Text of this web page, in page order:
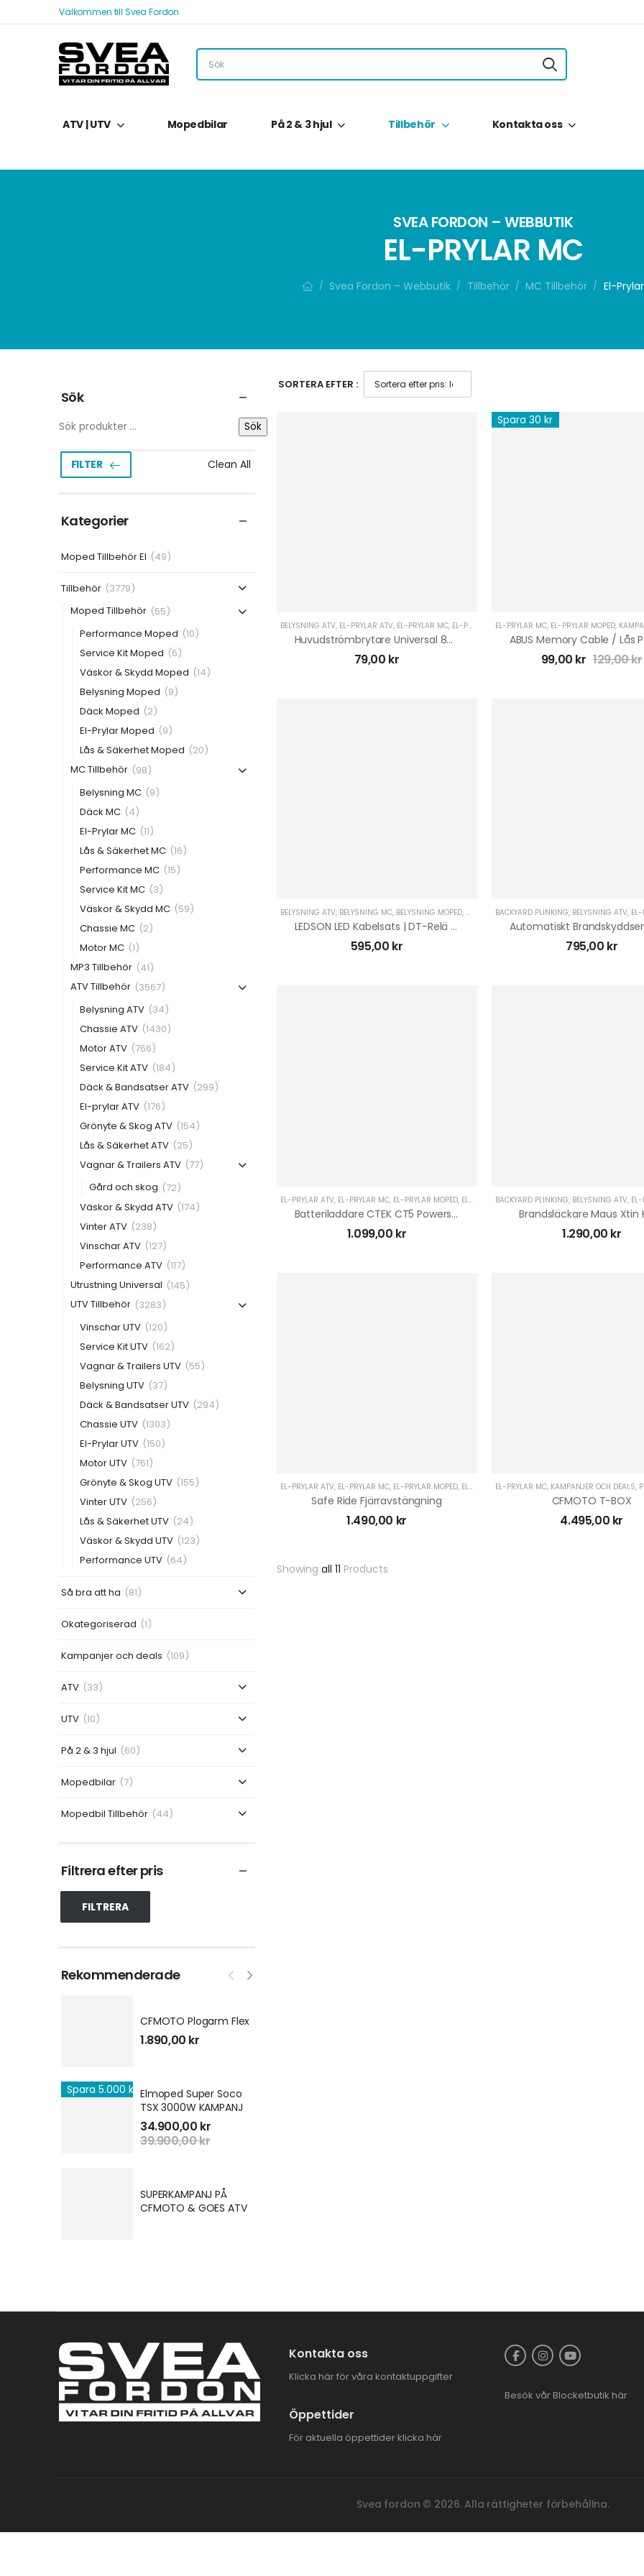
Välkommen till Svea Fordon
ATV | UTV Mopedbilar På 2 & 3 hjul Tillbehör Kontakta oss
SVEA FORDON – WEBBUTIK
EL-PRYLAR MC
/ Svea Fordon – Webbutik / Tillbehör / MC Tillbehör / El-
Sök
Sök
FILTER Clean All
Kategorier
Moped Tillbehör El (49)
Tillbehör (3779)
Moped Tillbehör (55)
Performance Moped (10)
Service Kit Moped (6)
Väskor & Skydd Moped (14)
Belysning Moped (9)
Däck Moped (2)
El-Prylar Moped (9)
Lås & Säkerhet Moped (20)
MC Tillbehör (98)
Belysning MC (9)
Däck MC (4)
El-Prylar MC (11)
Lås & Säkerhet MC (16)
Performance MC (15)
Service Kit MC (3)
Väskor & Skydd MC (59)
Chassie MC (2)
Motor MC (1)
MP3 Tillbehör (41)
ATV Tillbehör (3567)
Belysning ATV (34)
Chassie ATV (1430)
Motor ATV (766)
Service Kit ATV (184)
Däck & Bandsatser ATV (299)
El-prylar ATV (176)
Grönyte & Skog ATV (154)
Lås & Säkerhet ATV (25)
Vagnar & Trailers ATV (77)
Gård och skog (72)
Väskor & Skydd ATV (174)
Vinter ATV (238)
Vinschar ATV (127)
Performance ATV (117)
Utrustning Universal (145)
UTV Tillbehör (3283)
Vinschar UTV (120)
Service Kit UTV (162)
Vagnar & Trailers UTV (55)
Belysning UTV (37)
Däck & Bandsatser UTV (294)
Chassie UTV (1303)
El-Prylar UTV (150)
Motor UTV (761)
Grönyte & Skog UTV (155)
Vinter UTV (256)
Lås & Säkerhet UTV (24)
Väskor & Skydd UTV (123)
Performance UTV (64)
Så bra att ha (81)
Okategoriserad (1)
Kampanjer och deals (109)
ATV (33)
UTV (10)
På 2 & 3 hjul (60)
Mopedbilar (7)
Mopedbil Tillbehör (44)
Filtrera efter pris
FILTRERA
Rekommenderade
CFMOTO Plogarm Flex
1.890,00 kr
Spara 5.000 kr Elmoped Super Soco
TSX 3000W KAMPANJ
34.900,00 kr
39.900,00kr
SUPERKAMPANJ PÅ
CFMOTO & GOES ATV
SORTERA EFTER :
BELYSNING ATV, EL-PRYLAR ATV, EL-PRYLAR MC, EL-PRYLAR MOPED ,EL-PRYLAR MOPEDBIL,EL-PRYLAR
Huvudströmbrytare Universal 80A
79,00 kr
Spara 30 kr
EL-PRYLAR MC, EL-PRYLAR MOPED,
99,00 kr 129,00kr
BELYSNING ATV, BELYSNING MC, BELYSNING MOPED, BELYSNING MOPEDBIL,BELYSNING UTV,EL-
LEDSON LED Kabelsats | DT-Relä Med Knapp 12V
595,00 kr
BACKYARD PLINKING, BELYSNING ATV, EL-
795,00 kr
EL-PRYLAR ATV, EL-PRYLAR MC, EL-PRYLAR MOPED, EL-PRYLAR MOPEDBIL ,EL-PRYLAR UTV,MOPEDBIL
Batteriladdare CTEK CT5 Powersport
1.099,00 kr
BACKYARD PLINKING, BELYSNING ATV, EL-
Brandsläckare Maus Xtin
1.290,00 kr
EL-PRYLAR ATV, EL-PRYLAR MC, EL-PRYLAR MOPED, EL-PRYLAR UTV ,UTRUSTNING UNIVERSAL
Safe Ride Fjärravstängning
1.490,00 kr
EL-PRYLAR MC, KAMPANJER OCH DEALS,
CFMOTO T-BOX
4.495,00 kr
Showing all 11 Products
Kontakta oss
Klicka här för våra kontaktuppgifter
Öppettider
För aktuella öppettider klicka här
Besök vår Blocketbutik här
Svea fordon © 2026. Alla rättigheter förbehållna.